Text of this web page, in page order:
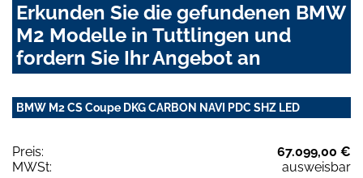
Erkunden Sie die gefundenen BMW
M2 Modelle in Tuttlingen und
fordern Sie Ihr Angebot an
BMW M2 CS Coupe DKG CARBON NAVI PDC SHZ LED
Preis:
67.099,00 €
MWSt:
ausweisbar